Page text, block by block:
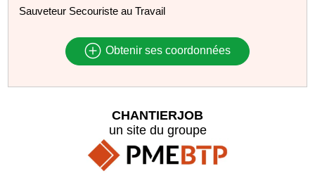
Sauveteur Secouriste au Travail
Obtenir ses coordonnées
CHANTIERJOB
un site du groupe